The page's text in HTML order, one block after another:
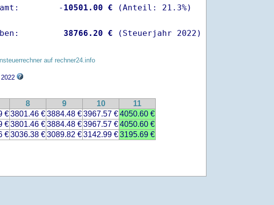
- 10501.00 €
38766.20 € (Steuerjahr 2022)
auf rechner24.info
8 9 10
11
€3801.46 €3884.48 €3967.57 €4050.60 €
€3801.46 €3884.48 €3967.57 €4050.60 €
€3036.38 €3089.82 €3142.99 €3195.69 €